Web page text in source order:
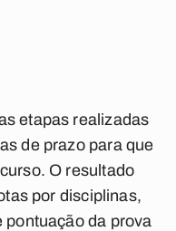
etapas realizadas
de prazo para que
O resultado
por disciplinas,
pontuação da prova